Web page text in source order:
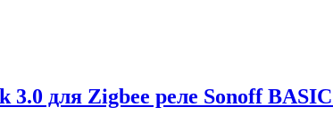
для Zigbee реле Sonoff